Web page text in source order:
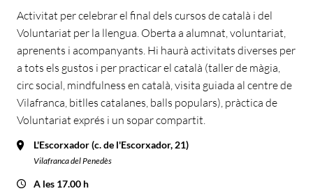
Activitat per celebrar el final dels cursos de català i del
Voluntariat per la llengua. Oberta a alumnat, voluntariat,
aprenents i acompanyants. Hi haurà activitats diverses per
a tots els gustos i per practicar el català (taller de màgia,
circ social, mindfulness en català, visita guiada al centre de
Vilafranca, bitlles catalanes, balls populars), pràctica de
Voluntariat exprés i un sopar compartit.
L'Escorxador (c. de l'Escorxador, 21)
Vilafranca del Penedès
A les 17.00 h